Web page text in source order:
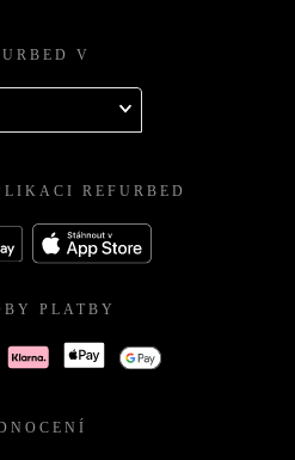
V
REFURBED
PLATBY